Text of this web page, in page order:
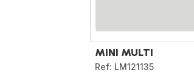
MINI MULTI
Ref: LM121135